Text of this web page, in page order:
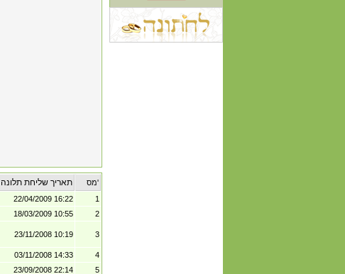
תאריך שליחת תלונה מס'
22/04/2009 16:22 1
18/03/2009 10:55 2
23/11/2008 10:19 3
03/11/2008 14:33 4
23/09/2008 22:14 5